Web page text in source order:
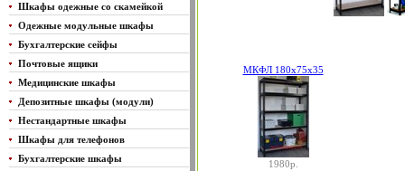
Шкафы одежные со скамейкой
Одежные модульные шкафы
Бухгалтерские сейфы
Почтовые ящики
Медицинские шкафы
Депозитные шкафы (модули)
Нестандартные шкафы
Шкафы для телефонов
Бухгалтерские шкафы
МКФЛ 180x75x35
1980р.